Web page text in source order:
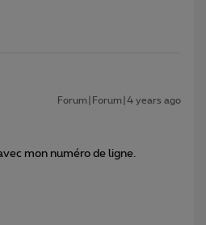
Forum|Forum|4 years ago
mon numéro de ligne.